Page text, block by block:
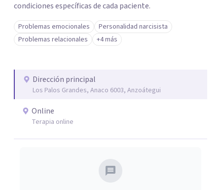
condiciones específicas de cada paciente.
Problemas emocionales
Personalidad narcisista
Problemas relacionales
+4 más
Dirección principal
Los Palos Grandes, Anaco 6003, Anzoátegui
Online
Terapia online